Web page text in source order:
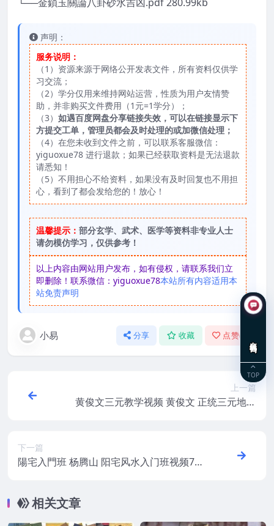
声明：
服务说明：
（1）资源来源于网络公开发表文件，所有资料仅供学
习交流；
（2）学分仅用来维持网站运营，性质为用户友情赞
助，并非购买文件费用（1元=1学分）；
（3） 如遇百度网盘分享链接失效，可以在链接显示下
方提交工单，管理员都会及时处理的或加微信处理；
（4）在您未收到文件之前，可以联系客服微信：
yiguoxue78 进行退款；如果已经获取资料是无法退款
请悉知！
（5）不用担心不给资料，如果没有及时回复也不用担
心，看到了都会发给您的！放心！
温馨提示： 部分玄学、武术、医学等资料非专业人士
请勿模仿学习，仅供参考！
以上内容由网站用户发布，如有侵权，请联系我们立
即删除！联系微信：yiguoxue78本站所有内容适用本
站免责声明
小易 分享 收藏 点赞(
上一篇
黄俊文三元教学视频 黄俊文 正统三元地理
下一篇
陽宅入門班 杨腾山 阳宅风水入门班视频7集
相关文章
TOP